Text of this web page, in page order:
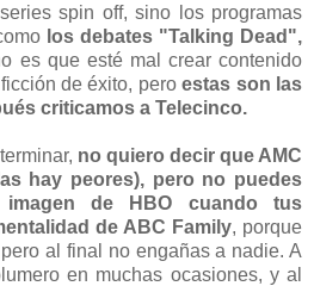
spin off, sino los programas
los debates "Talking Dead",
es que esté mal crear contenido
de éxito, peroestas son las
criticamos a Telecinco.
no quiero decir que AMC
hay peores), pero no puedes
imagen de HBO cuando tus
de ABC Family, porque
al final no engañas a nadie. A
en muchas ocasiones, y al